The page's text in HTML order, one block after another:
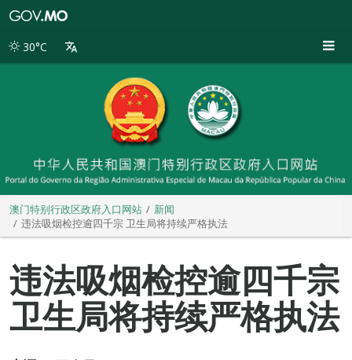
别
30°C
澳门特别行政区政府入口网站
新闻
违法吸烟检控逾四千宗 卫生局将持续严格执法
违法吸烟检控逾四千宗
卫生局将持续严格执法